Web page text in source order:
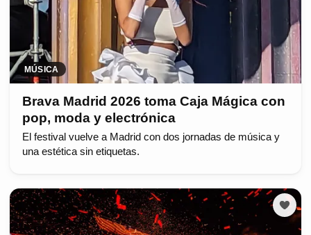
MÚSICA
Brava Madrid 2026 toma Caja Mágica con
pop, moda y electrónica
El festival vuelve a Madrid con dos jornadas de música y
una estética sin etiquetas.